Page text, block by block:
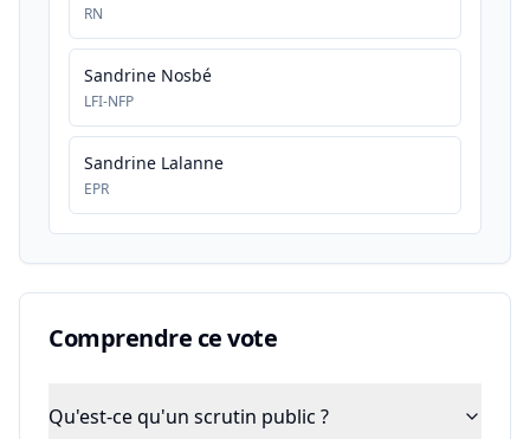
RN
Sandrine Nosbé
LFI-NFP
Sandrine Lalanne
EPR
Comprendre ce vote
Qu'est-ce qu'un scrutin public ?